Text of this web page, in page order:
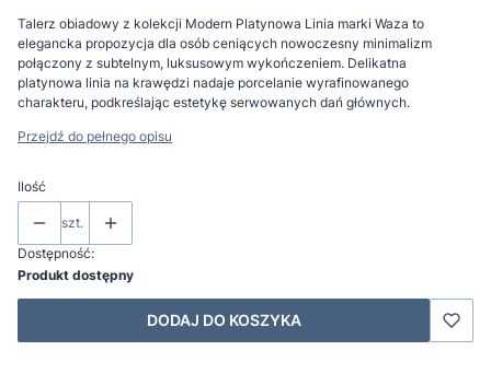
Talerz obiadowy z kolekcji Modern Platynowa Linia marki Waza to
elegancka propozycja dla osób ceniących nowoczesny minimalizm
połączony z subtelnym, luksusowym wykończeniem. Delikatna
platynowa linia na krawędzi nadaje porcelanie wyrafinowanego
charakteru, podkreślając estetykę serwowanych dań głównych.
Przejdź do pełnego opisu
Ilość
szt.
Dostępność:
Produkt dostępny
DODAJ DO KOSZYKA